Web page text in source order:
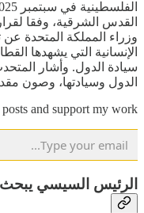
القدس الشرقية، وفقا
وزراء المملكة المتحدة عن
الإنسانية التي يشهدها
سيادة الدول. وأشار
الدول وسيادتها، وصون
and support my work.
الرئيس السيسي يبحث